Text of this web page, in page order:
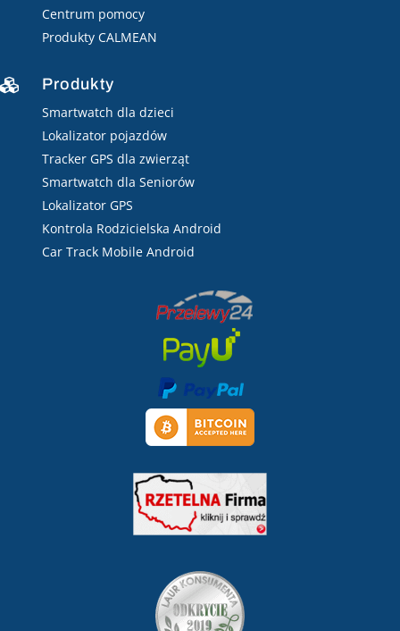
Centrum pomocy
Produkty CALMEAN
 Produkty
Smartwatch dla dzieci
Lokalizator pojazdów
Tracker GPS dla zwierząt
Smartwatch dla Seniorów
Lokalizator GPS
Kontrola Rodzicielska Android
Car Track Mobile Android